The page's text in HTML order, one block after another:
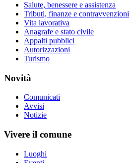
Salute, benessere e assistenza
Tributi, finanze e contravvenzioni
Vita lavorativa
Anagrafe e stato civile
Appalti pubblici
Autorizzazioni
Turismo
Novità
Comunicati
Avvisi
Notizie
Vivere il comune
Luoghi